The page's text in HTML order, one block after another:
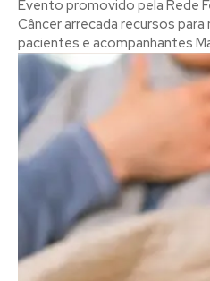
Evento promovido pela Rede
Câncer arrecada recursos
pacientes e acompanhantes